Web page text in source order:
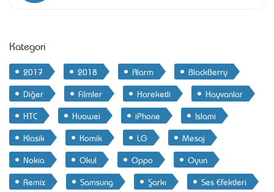
Kategori
2017 2018 Alarm
BlackBerry
Diğer
Filmler Hareketli
Hayvanlar
HTC
Huawei iPhone
Islami
Klasik
Komik LG
Mesaj
Nokia
Okul Oppo
Oyun
Remix
Samsung Şarkı Ses Efektleri